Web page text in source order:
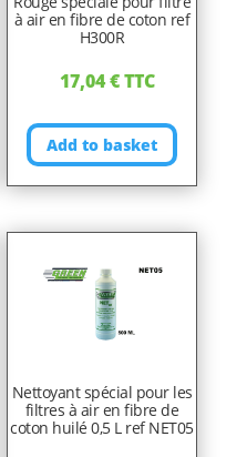
à air en fibre de coton ref
H300R
17,04€TTC
Add to basket
Nettoyant spécial pour les
filtres à air en fibre de
coton huilé 0,5 L ref NET05